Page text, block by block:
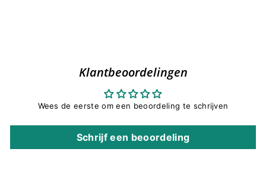
Klantbeoordelingen
Wees de eerste om een beoordeling te schrijven
Schrijf een beoordeling